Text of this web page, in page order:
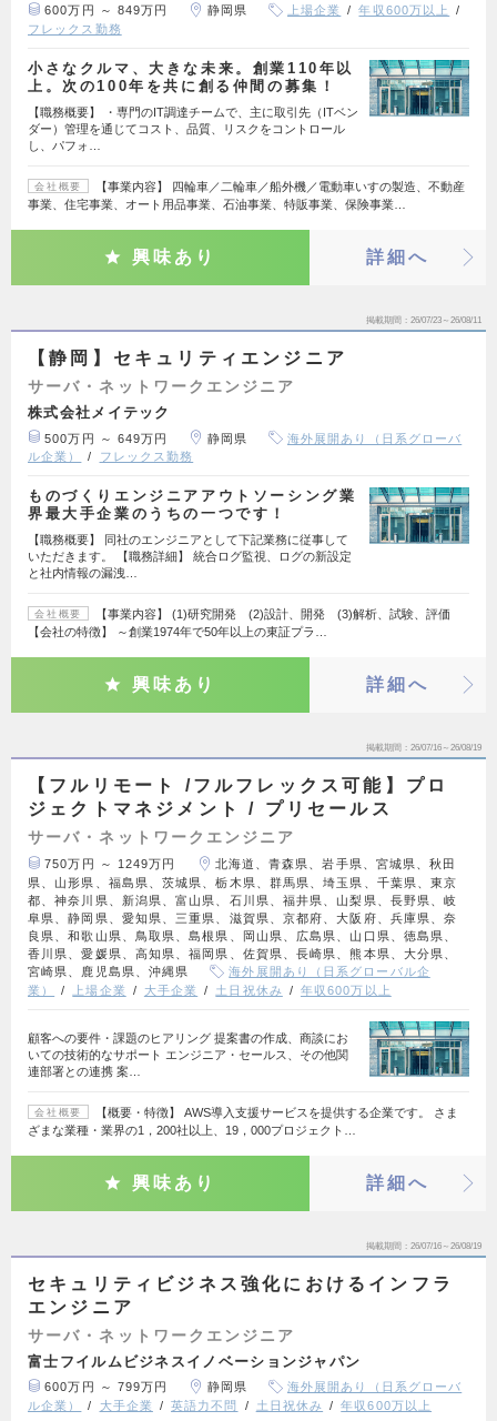
600万円 ～ 849万円 静岡県 上場企業
年収600万以上
フレックス勤務
小さなクルマ、大きな未来。創業110年以
上。次の100年を共に創る仲間の募集！
【職務概要】 ・専門のIT調達チームで、主に取引先（ITベン
ダー）管理を通じてコスト、品質、リスクをコントロール
し、パフォ…
会社概要
【事業内容】 四輪車／二輪車／船外機／電動車いすの製造、不動産
事業、住宅事業、オート用品事業、石油事業、特販事業、保険事業…
興味あり 詳細へ
掲載期間 26/07/23～26/08/11
【静岡】セキュリティエンジニア
サーバ・ネットワークエンジニア
株式会社メイテック
500万円 ～ 649万円 静岡県
海外展開あり（日系グローバ
ル企業）
フレックス勤務
ものづくりエンジニアアウトソーシング業
界最大手企業のうちの一つです！
【職務概要】 同社のエンジニアとして下記業務に従事して
いただきます。 【職務詳細】 統合ログ監視、ログの新設定
と社内情報の漏洩…
会社概要
【事業内容】 (1)研究開発 (2)設計、開発 (3)解析、試験、評価
【会社の特徴】 ～創業1974年で50年以上の東証プラ…
興味あり 詳細へ
掲載期間 26/07/16～26/08/19
【フルリモート /フルフレックス可能】プロ
ジェクトマネジメント / プリセールス
サーバ・ネットワークエンジニア
750万円 ～ 1249万円
北海道、青森県、岩手県、宮城県、秋田
県、山形県、福島県、茨城県、栃木県、群馬県、埼玉県、千葉県、東京
都、神奈川県、新潟県、富山県、石川県、福井県、山梨県、長野県、岐
阜県、静岡県、愛知県、三重県、滋賀県、京都府、大阪府、兵庫県、奈
良県、和歌山県、鳥取県、島根県、岡山県、広島県、山口県、徳島県、
香川県、愛媛県、高知県、福岡県、佐賀県、長崎県、熊本県、大分県、
宮崎県、鹿児島県、沖縄県
海外展開あり（日系グローバル企
業）
上場企業 大手企業 土日祝休み 年収600万以上
顧客への要件・課題のヒアリング 提案書の作成、商談にお
いての技術的なサポート エンジニア・セールス、その他関
連部署との連携 案…
会社概要
【概要・特徴】 AWS導入支援サービスを提供する企業です。 さま
ざまな業種・業界の1，200社以上、19，000プロジェクト…
興味あり 詳細へ
掲載期間 26/07/16～26/08/19
セキュリティビジネス強化におけるインフラ
エンジニア
サーバ・ネットワークエンジニア
富士フイルムビジネスイノベーションジャパン
600万円 ～ 799万円 静岡県
海外展開あり（日系グローバ
ル企業）
大手企業 英語力不問 土日祝休み 年収600万以上